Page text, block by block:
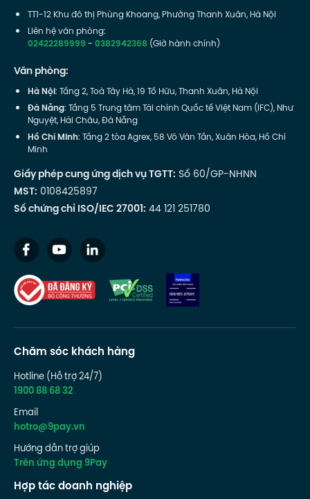
TT1-12 Khu đô thị Phùng Khoang, Phường Thanh Xuân, Hà Nội
Liên hệ văn phòng:
02422289999-0382942368 (Giờ hành chính)
Văn phòng:
Hà Nội: Tầng 2, Toà Tây Hà, 19 Tố Hữu, Thanh Xuân, Hà Nội
Đà Nẵng: Tầng 5 Trung tâm Tài chính Quốc tế Việt Nam (IFC), Như
Nguyệt, Hải Châu, Đà Nẵng
Hồ Chí Minh: Tầng 2 tòa Agrex, 58 Võ Văn Tần, Xuân Hòa, Hồ Chí
Minh
Giấy phép cung ứng dịch vụ TGTT: Số 60/GP-NHNN
MST: 0108425897
Số chứng chỉ ISO/IEC 27001: 44 121 251780
Chăm sóc khách hàng
Hotline (Hỗ trợ 24/7)
1900 88 68 32
Email
hotro@9pay.vn
Hướng dẫn trợ giúp
Trên ứng dụng 9Pay
Hợp tác doanh nghiệp